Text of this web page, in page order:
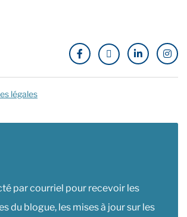
légales
par courriel pour recevoir les
du blogue, les mises à jour sur les